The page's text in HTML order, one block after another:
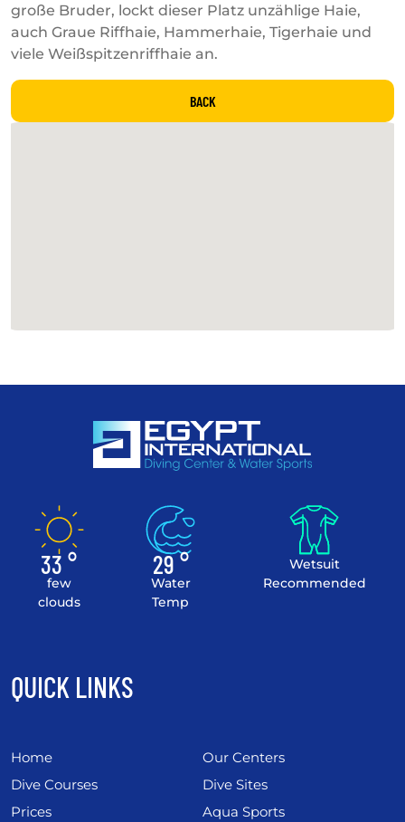
große Bruder, lockt dieser Platz unzählige Haie,
auch Graue Riffhaie, Hammerhaie, Tigerhaie und
viele Weißspitzenriffhaie an.
BACK
33 °
few
clouds
29 °
Water
Temp
Wetsuit
Recommended
QUICK LINKS
Home
Our Centers
Dive Courses
Dive Sites
Prices
Aqua Sports